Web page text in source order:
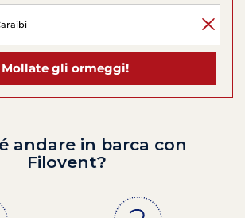
Mollate gli ormeggi!
andare in barca con
Filovent?